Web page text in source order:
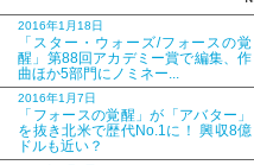
2016年1月18日
「スター・ウォーズ/フォースの覚
醒」第88回アカデミー賞で編集、作
曲ほか5部門にノミネー...
2016年1月7日
「フォースの覚醒」が「アバター」
を抜き北米で歴代No.1に！ 興収8億
ドルも近い？